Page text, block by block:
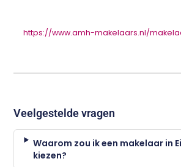
https://www.amh-makelaars.nl/
Veelgestelde vragen
Waarom zou ik een makelaar in
kiezen?